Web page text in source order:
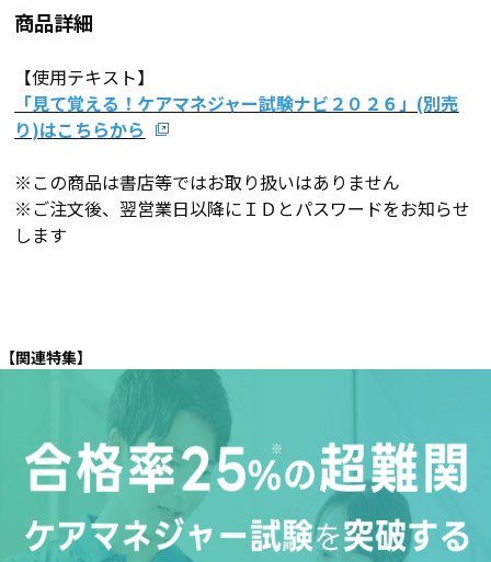
商品詳細
【使用テキスト】
「見て覚える！ケアマネジャー試験ナビ２０２６」(別売
り)はこちらから
※この商品は書店等ではお取り扱いはありません
※ご注文後、翌営業日以降にＩＤとパスワードをお知らせ
します
【関連特集】